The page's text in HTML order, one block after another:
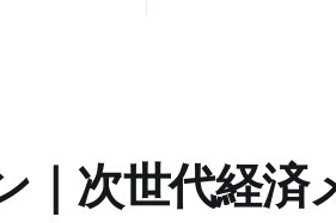
た。
｜次世代経済